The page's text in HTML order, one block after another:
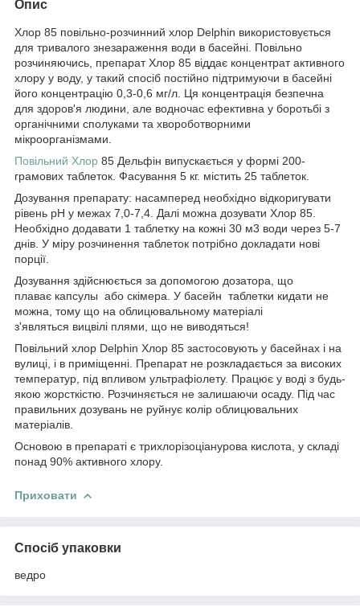
Опис
Хлор 85 повільно-розчинний хлор Delphin використовується
для тривалого знезараження води в басейні. Повільно
розчиняючись, препарат Хлор 85 віддає концентрат активного
хлору у воду, у такий спосіб постійно підтримуючи в басейні
його концентрацію 0,3-0,6 мг/л. Ця концентрація безпечна
для здоров'я людини, але водночас ефективна у боротьбі з
органічними сполуками та хвороботворними
мікроорганізмами.
Повільний Хлор 85 Дельфін випускається у формі 200-
грамових таблеток. Фасування 5 кг. містить 25 таблеток.
Дозування препарату: насамперед необхідно відкоригувати
рівень pH у межах 7,0-7,4. Далі можна дозувати Хлор 85.
Необхідно додавати 1 таблетку на кожні 30 м3 води через 5-7
днів. У міру розчинення таблеток потрібно докладати нові
порції.
Дозування здійснюється за допомогою дозатора, що
плаває капсулы або скімера. У басейн таблетки кидати не
можна, тому що на облицювальному матеріалі
з'являться вицвілі плями, що не виводяться!
Повільний хлор Delphin Хлор 85 застосовують у басейнах і на
вулиці, і в приміщенні. Препарат не розкладається за високих
температур, під впливом ультрафіолету. Працює у воді з будь-
якою жорсткістю. Розчиняється не залишаючи осаду. Під час
правильних дозувань не руйнує колір облицювальних
матеріалів.
Основою в препараті є трихлорізоціанурова кислота, у складі
понад 90% активного хлору.
Приховати
Спосіб упаковки
ведро